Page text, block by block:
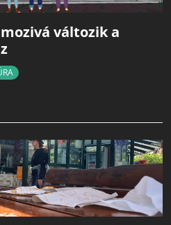
változik a